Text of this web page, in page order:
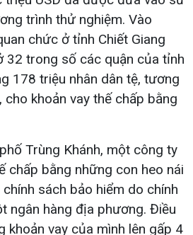
trình thử nghiệm. Vào
chức ở tỉnh Chiết Giang
32 trong số các quận của tỉnh
178 triệu nhân dân tệ, tương
cho khoản vay thế chấp bằng
Trùng Khánh, một công ty
chấp bằng những con heo nái
sách bảo hiểm do chính
ngân hàng địa phương. Điều
khoản vay của mình lên gấp 4